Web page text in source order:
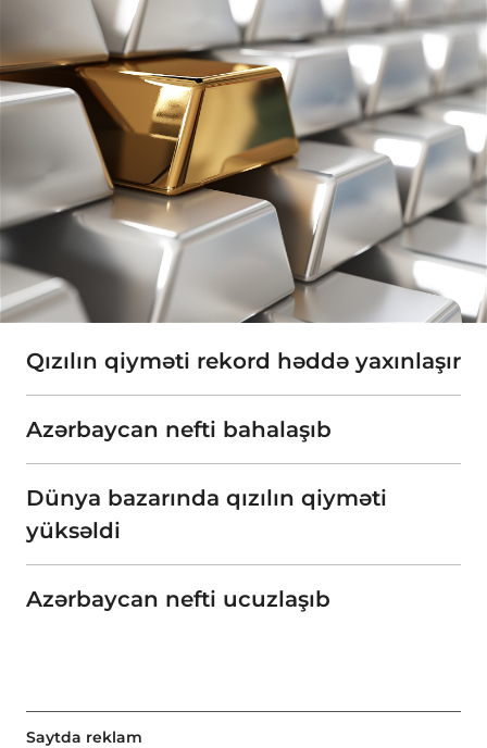
Qızılın qiyməti rekord həddə yaxınlaşır
Azərbaycan nefti bahalaşıb
Dünya bazarında qızılın qiyməti
yüksəldi
Azərbaycan nefti ucuzlaşıb
Saytda reklam